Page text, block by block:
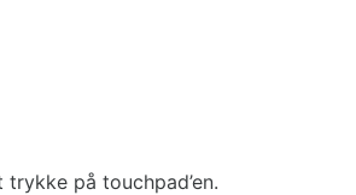
på touchpad’en.